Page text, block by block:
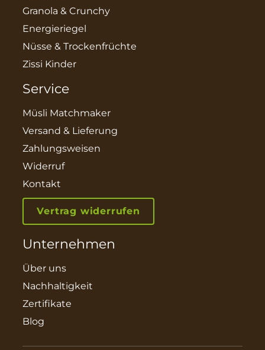
Granola & Crunchy
Energieriegel
Nüsse & Trockenfrüchte
Zissi Kinder
Service
Müsli Matchmaker
Versand & Lieferung
Zahlungsweisen
Widerruf
Kontakt
Vertrag widerrufen
Unternehmen
Über uns
Nachhaltigkeit
Zertifikate
Blog